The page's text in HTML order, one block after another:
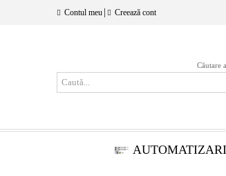
Contul meu Creează cont
Căutare